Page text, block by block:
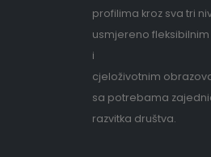
profilima kroz sva tri
usmjereno
i
cjeloživotnim
sa potrebama
razvitka društva.